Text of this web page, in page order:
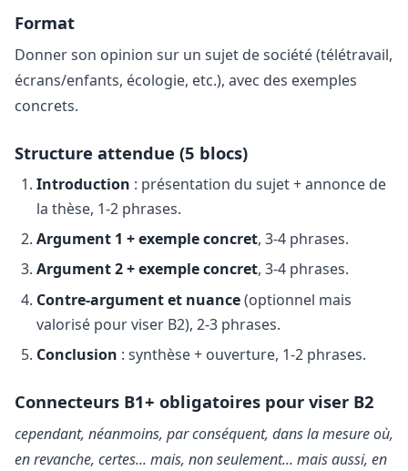
Format
Donner son opinion sur un sujet de société (télétravail,
écrans/enfants, écologie, etc.), avec des exemples
concrets.
Structure attendue (5 blocs)
Introduction : présentation du sujet + annonce de
la thèse, 1-2 phrases.
Argument 1 + exemple concret, 3-4 phrases.
Argument 2 + exemple concret, 3-4 phrases.
Contre-argument et nuance(optionnel mais
valorisé pour viser B2), 2-3 phrases.
Conclusion : synthèse + ouverture, 1-2 phrases.
Connecteurs B1+ obligatoires pour viser B2
cependant, néanmoins, par conséquent, dans la mesure où,
en revanche, certes... mais, non seulement... mais aussi, en